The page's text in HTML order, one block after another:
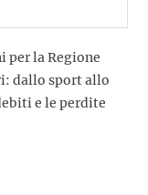
per la Regione
dallo sport allo
e le perdite